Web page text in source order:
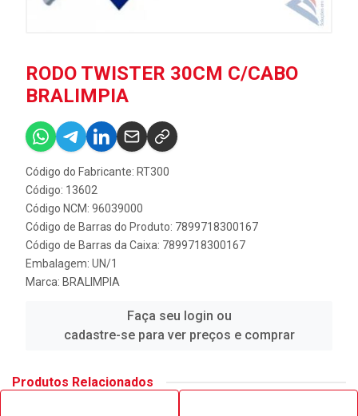
RODO TWISTER 30CM C/CABO
BRALIMPIA
Código do Fabricante: RT300
Código: 13602
Código NCM: 96039000
Código de Barras do Produto: 7899718300167
Código de Barras da Caixa: 7899718300167
Embalagem: UN/1
Marca: BRALIMPIA
Faça seu login ou
cadastre-se para ver preços e comprar
Produtos Relacionados